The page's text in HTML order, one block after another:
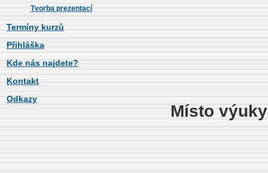
Tvorba prezentací
Termíny kurzů
Přihláška
Kde nás najdete?
Kontakt
Odkazy
Místo